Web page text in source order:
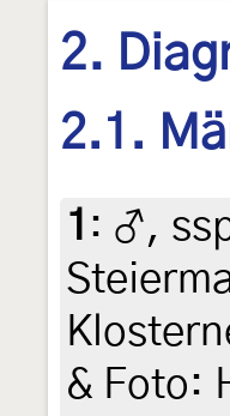
2.
2.1.
1 : ♂,
& Foto: